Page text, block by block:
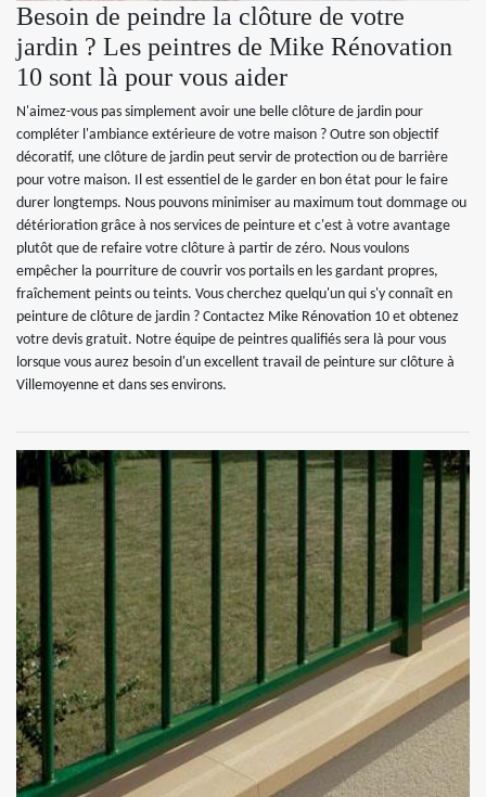
Besoin de peindre la clôture de votre
jardin ? Les peintres de Mike Rénovation
10 sont là pour vous aider
N'aimez-vous pas simplement avoir une belle clôture de jardin pour
compléter l'ambiance extérieure de votre maison ? Outre son objectif
décoratif, une clôture de jardin peut servir de protection ou de barrière
pour votre maison. Il est essentiel de le garder en bon état pour le faire
durer longtemps. Nous pouvons minimiser au maximum tout dommage ou
détérioration grâce à nos services de peinture et c'est à votre avantage
plutôt que de refaire votre clôture à partir de zéro. Nous voulons
empêcher la pourriture de couvrir vos portails en les gardant propres,
fraîchement peints ou teints. Vous cherchez quelqu'un qui s'y connaît en
peinture de clôture de jardin ? Contactez Mike Rénovation 10 et obtenez
votre devis gratuit. Notre équipe de peintres qualifiés sera là pour vous
lorsque vous aurez besoin d'un excellent travail de peinture sur clôture à
Villemoyenne et dans ses environs.